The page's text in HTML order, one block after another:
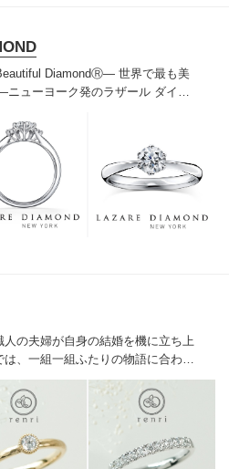
DiamondⓇ― 世界で最も美
ニューヨーク発のラザール ダイヤ
もなおダイヤモンドの美しい輝き
す。私たちの願いは、この生涯変
リーの輝きを幸せの象徴として、い
着けていただくことです。
人の夫婦が自身の結婚を機に立ち上
、一組一組ふたりの物語に合わせ
案。研ぎ澄まされた感性と確かな品
ふたりらしい世界に一つのリング
一緒に過ごした時間も大切な思い